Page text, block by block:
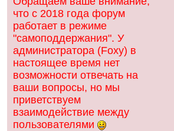
что с 2018 года форум
работает в режиме
"самоподдержания". У
администратора (Foxy) в
настоящее время нет
возможности отвечать на
ваши вопросы, но мы
приветствуем
взаимодействие между
пользователями